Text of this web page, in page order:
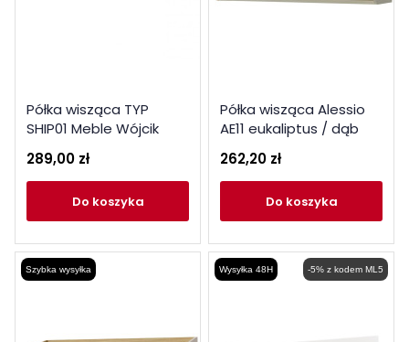
Półka wisząca TYP
SHIP01 Meble Wójcik
289,00 zł
do koszyka
Półka wisząca Alessio
AE11 eukaliptus / dąb
262,20 zł
do koszyka
Szybka wysyłka -5% z kodem ML5
Wysyłka 48H